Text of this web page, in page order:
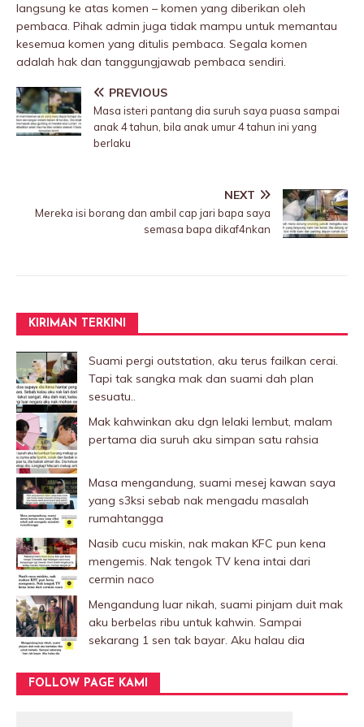
langsung ke atas komen – komen yang diberikan oleh
pembaca. Pihak admin juga tidak mampu untuk memantau
kesemua komen yang ditulis pembaca. Segala komen
adalah hak dan tanggungjawab pembaca sendiri.
PREVIOUS
Masa isteri pantang dia suruh saya puasa sampai
anak 4 tahun, bila anak umur 4 tahun ini yang
berlaku
NEXT
Mereka isi borang dan ambil cap jari bapa saya
semasa bapa dikaf4nkan
KIRIMAN TERKINI
Suami pergi outstation, aku terus failkan cerai.
Tapi tak sangka mak dan suami dah plan
sesuatu..
Mak kahwinkan aku dgn lelaki Iembut, malam
pertama dia suruh aku simpan satu rahsia
Masa mengandung, suami mesej kawan saya
yang s3ksi sebab nak mengadu masalah
rumahtangga
Nasib cucu miskin, nak makan KFC pun kena
mengemis. Nak tengok TV kena intai dari
cermin naco
Mengandung luar nikah, suami pinjam duit mak
aku berbelas ribu untuk kahwin. Sampai
sekarang 1 sen tak bayar. Aku halau dia
FOLLOW PAGE KAMI